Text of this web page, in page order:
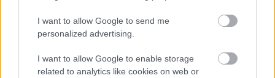
I want to allow Google to send me
personalized advertising.
I want to allow Google to enable storage
related to analytics like cookies on web or